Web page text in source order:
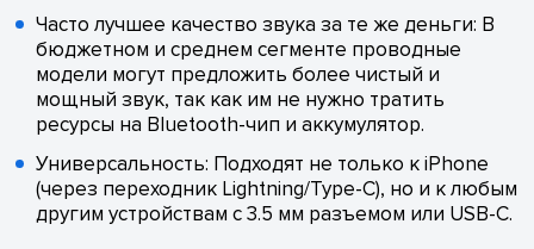
Часто лучшее качество звука за те же деньги: В
бюджетном и среднем сегменте проводные
модели могут предложить более чистый и
мощный звук, так как им не нужно тратить
ресурсы на Bluetooth-чип и аккумулятор.
Универсальность: Подходят не только к iPhone
(через переходник Lightning/Type-C), но и к любым
другим устройствам с 3.5 мм разъемом или USB-C.